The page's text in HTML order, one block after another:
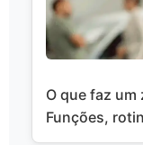
O que faz
Funções,